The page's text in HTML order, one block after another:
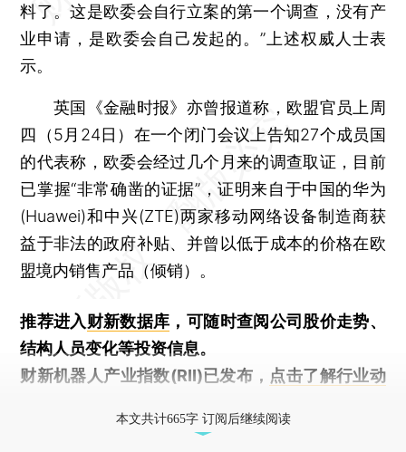
料了。这是欧委会自行立案的第一个调查，没有产
业申请，是欧委会自己发起的。”上述权威人士表
示。
英国《金融时报》亦曾报道称，欧盟官员上周
四（5月24日）在一个闭门会议上告知27个成员国
的代表称，欧委会经过几个月来的调查取证，目前
已掌握“非常确凿的证据”，证明来自于中国的华为
(Huawei)和中兴(ZTE)两家移动网络设备制造商获
益于非法的政府补贴、并曾以低于成本的价格在欧
盟境内销售产品（倾销）。
推荐进入财新数据库 ，可随时查阅公司股价走势、
结构人员变化等投资信息。
财新机器人产业指数(RII)已发布， 点击了解行业动
本文共计665字 订阅后继续阅读